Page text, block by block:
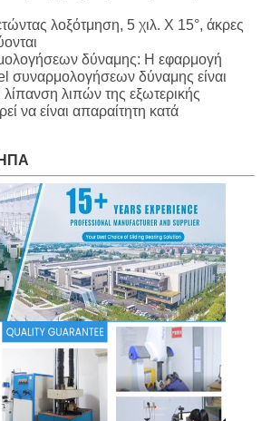
λοξότμηση, 5 χιλ. Χ 15°, άκρες
δύναμης: Η εφαρμογή
συναρμολογήσεων δύναμης είναι
λίπανση λιπών της εξωτερικής
να είναι απαραίτητη κατά
ΗΠΑ